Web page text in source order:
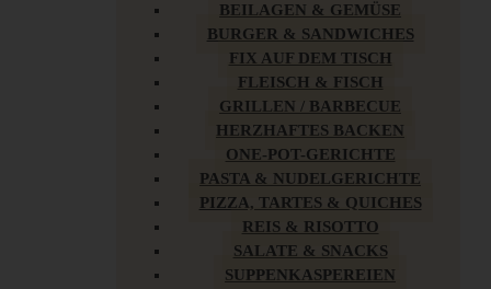
BEILAGEN & GEMÜSE
BURGER & SANDWICHES
FIX AUF DEM TISCH
FLEISCH & FISCH
GRILLEN / BARBECUE
HERZHAFTES BACKEN
ONE-POT-GERICHTE
PASTA & NUDELGERICHTE
PIZZA, TARTES & QUICHES
REIS & RISOTTO
SALATE & SNACKS
SUPPENKASPEREIEN